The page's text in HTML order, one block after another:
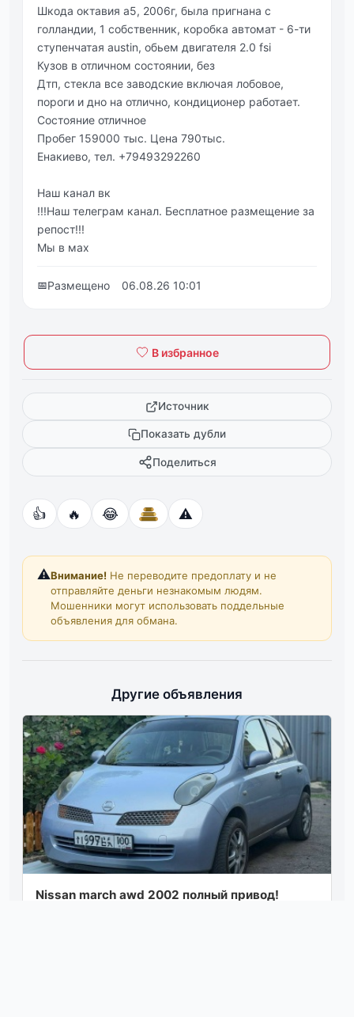
Шкода октавия а5, 2006г, была пригнана с
голландии, 1 собственник, коробка автомат - 6-ти
ступенчатая austin, обьем двигателя 2.0 fsi
Кузов в отличном состоянии, без
Дтп, стекла все заводские включая лобовое,
пороги и дно на отлично, кондиционер работает.
Состояние отличное
Пробег 159000 тыс. Цена 790тыс.
Енакиево, тел. +79493292260
Наш канал вк
!!!Наш телеграм канал. Бесплатное размещение за
репост!!!
Мы в мах
📅Размещено 06.08.26 10:01
В избранное
Источник
Показать дубли
Поделиться
👍 🔥 😂 ⚠️
⚠️Внимание! Не переводите предоплату и не
отправляйте деньги незнакомым людям.
Мошенники могут использовать поддельные
объявления для обмана.
Другие объявления
Nissan march awd 2002 полный привод!